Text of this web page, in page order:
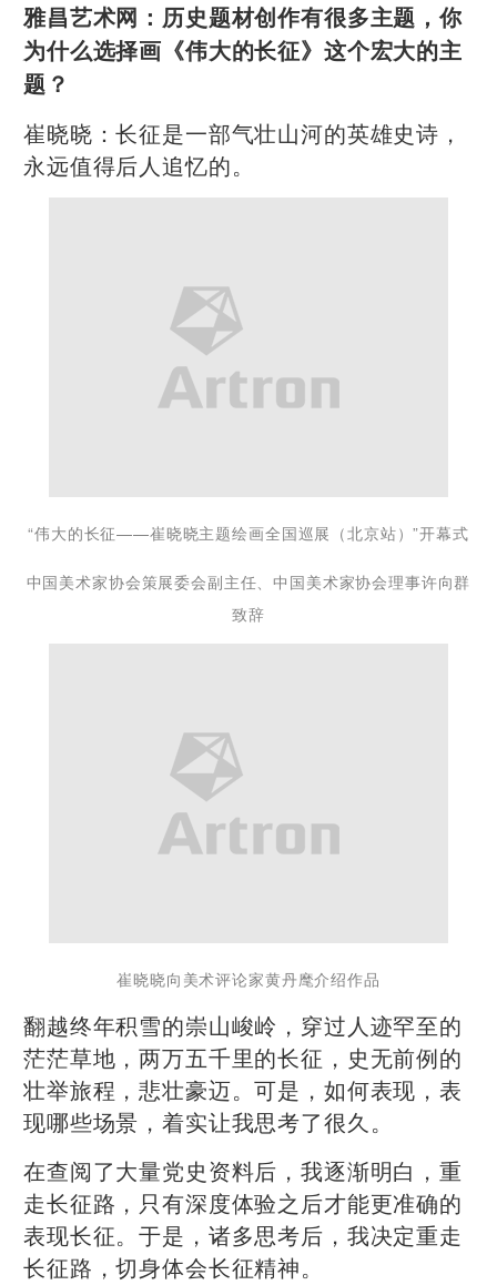
雅昌艺术网：历史题材创作有很多主题，你
为什么选择画《伟大的长征》这个宏大的主
题？
崔晓晓：长征是一部气壮山河的英雄史诗，
永远值得后人追忆的。
“伟大的长征——崔晓晓主题绘画全国巡展（北京站）”开幕式
中国美术家协会策展委会副主任、中国美术家协会理事许向群
致辞
崔晓晓向美术评论家黄丹麾介绍作品
翻越终年积雪的崇山峻岭，穿过人迹罕至的
茫茫草地，两万五千里的长征，史无前例的
壮举旅程，悲壮豪迈。可是，如何表现，表
现哪些场景，着实让我思考了很久。
在查阅了大量党史资料后，我逐渐明白，重
走长征路，只有深度体验之后才能更准确的
表现长征。于是，诸多思考后，我决定重走
长征路，切身体会长征精神。